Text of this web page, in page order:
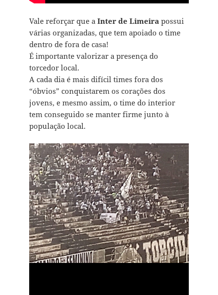
Vale reforçar que a Inter de Limeirapossui
várias organizadas, que tem apoiado o time
dentro de fora de casa!
É importante valorizar a presença do
torcedor local.
A cada dia é mais difícil times fora dos
“óbvios” conquistarem os corações dos
jovens, e mesmo assim, o time do interior
tem conseguido se manter firme junto à
população local.